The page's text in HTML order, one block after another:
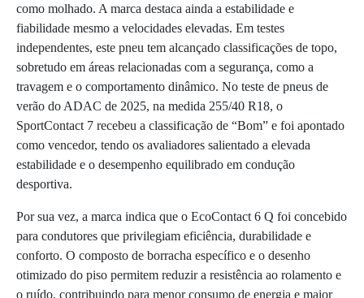
como molhado. A marca destaca ainda a estabilidade e
fiabilidade mesmo a velocidades elevadas. Em testes
independentes, este pneu tem alcançado classificações de topo,
sobretudo em áreas relacionadas com a segurança, como a
travagem e o comportamento dinâmico. No teste de pneus de
verão do ADAC de 2025, na medida 255/40 R18, o
SportContact 7 recebeu a classificação de “Bom” e foi apontado
como vencedor, tendo os avaliadores salientado a elevada
estabilidade e o desempenho equilibrado em condução
desportiva.
Por sua vez, a marca indica que o EcoContact 6 Q foi concebido
para condutores que privilegiam eficiência, durabilidade e
conforto. O composto de borracha específico e o desenho
otimizado do piso permitem reduzir a resistência ao rolamento e
o ruído, contribuindo para menor consumo de energia e maior